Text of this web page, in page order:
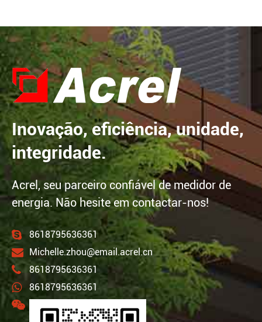
Inovação, eficiência, unidade,
integridade.
Acrel, seu parceiro confiável de medidor de
energia. Não hesite em contactar-nos!
8618795636361
Michelle.zhou@email.acrel.cn
8618795636361
8618795636361